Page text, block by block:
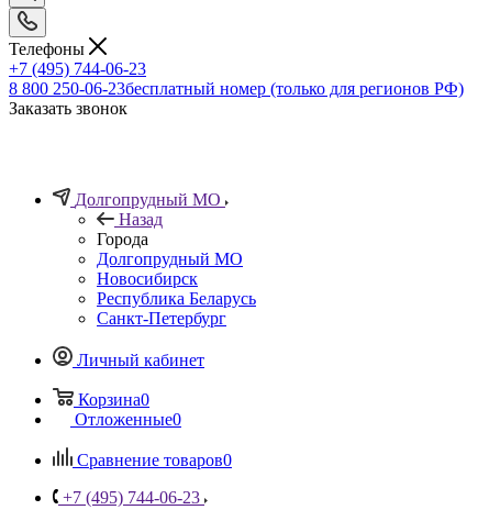
Телефоны
+7 (495) 744-06-23
8 800 250-06-23бесплатный номер (только для регионов РФ)
Заказать звонок
Долгопрудный МО
Назад
Города
Долгопрудный МО
Новосибирск
Республика Беларусь
Санкт-Петербург
Личный кабинет
Корзина0
Отложенные0
Сравнение товаров0
+7 (495) 744-06-23